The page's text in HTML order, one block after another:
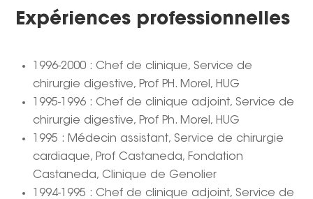
Expériences professionnelles
1996-2000 : Chef de clinique, Service de
chirurgie digestive, Prof PH. Morel, HUG
1995-1996 : Chef de clinique adjoint, Service de
chirurgie digestive, Prof Ph. Morel, HUG
1995 : Médecin assistant, Service de chirurgie
cardiaque, Prof Castaneda, Fondation
Castaneda, Clinique de Genolier
1994-1995 : Chef de clinique adjoint, Service de